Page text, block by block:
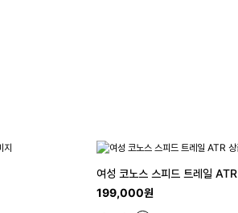
여성 코노스 스피드 트레일 ATR
199,000원